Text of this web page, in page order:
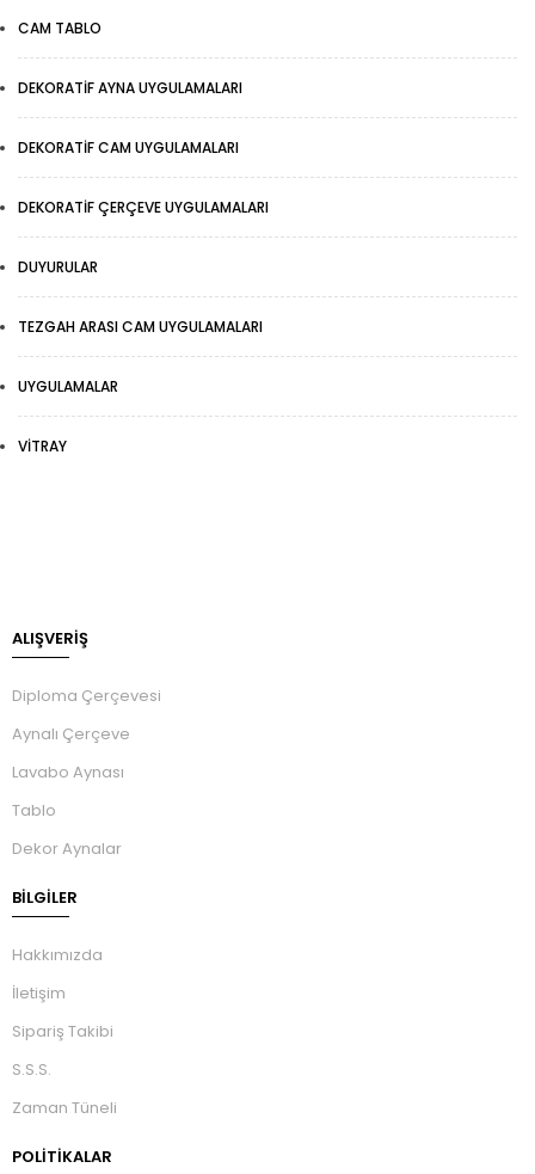
CAM TABLO
DEKORATIF AYNA UYGULAMALARI
DEKORATIF CAM UYGULAMALARI
DEKORATIF ÇERÇEVE UYGULAMALARI
DUYURULAR
TEZGAH ARASI CAM UYGULAMALARI
UYGULAMALAR
VITRAY
ALIŞVERİŞ
Diploma Çerçevesi
Aynalı Çerçeve
Lavabo Aynası
Tablo
Dekor Aynalar
BILGILER
Hakkımızda
İletişim
Sipariş Takibi
S.S.S.
Zaman Tüneli
POLİTİKALAR